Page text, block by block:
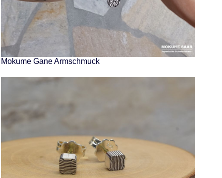
Mokume Gane Armschmuck